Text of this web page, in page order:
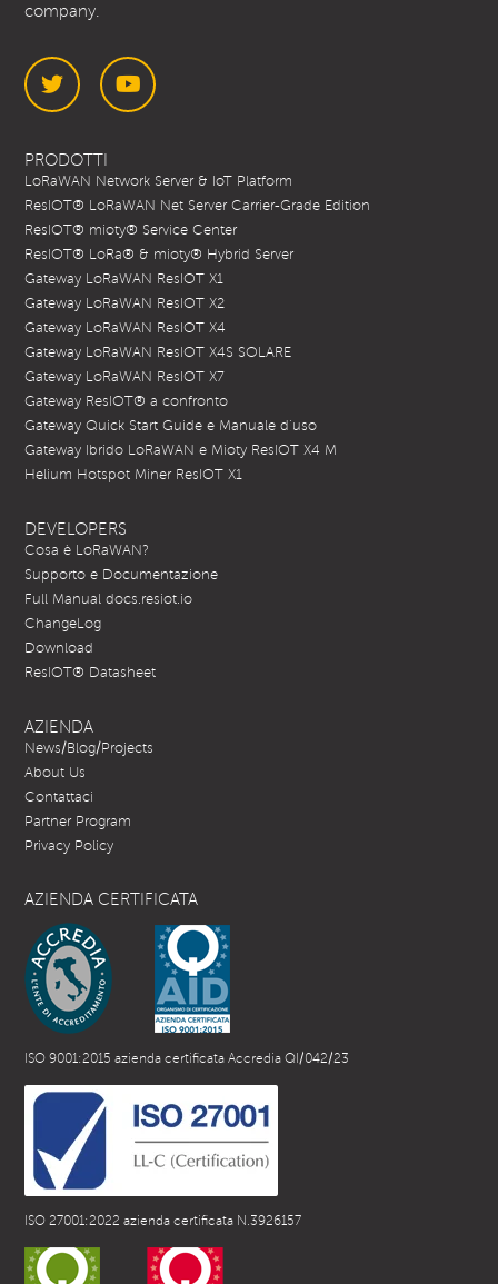
company.
PRODOTTI
LoRaWAN Network Server & IoT Platform
ResIOT® LoRaWAN Net Server Carrier-Grade Edition
ResIOT® mioty® Service Center
ResIOT® LoRa® & mioty® Hybrid Server
Gateway LoRaWAN ResIOT X1
Gateway LoRaWAN ResIOT X2
Gateway LoRaWAN ResIOT X4
Gateway LoRaWAN ResIOT X4S SOLARE
Gateway LoRaWAN ResIOT X7
Gateway ResIOT® a confronto
Gateway Quick Start Guide e Manuale d’uso
Gateway Ibrido LoRaWAN e Mioty ResIOT X4 M
Helium Hotspot Miner ResIOT X1
DEVELOPERS
Cosa è LoRaWAN?
Supporto e Documentazione
Full Manual docs.resiot.io
ChangeLog
Download
ResIOT® Datasheet
AZIENDA
News/Blog/Projects
About Us
Contattaci
Partner Program
Privacy Policy
AZIENDA CERTIFICATA
ISO 9001:2015 azienda certificata Accredia QI/042/23
ISO 27001:2022 azienda certificata N.3926157